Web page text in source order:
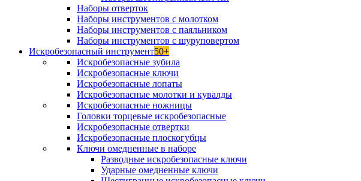
Наборы отверток
Наборы инструментов с молотком
Наборы инструментов с паяльником
Наборы инструментов с шуруповертом
Искробезопасный инструмент50+
Искробезопасные зубила
Искробезопасные ключи
Искробезопасные лопаты
Искробезопасные молотки и кувалды
Искробезопасные ножницы
Головки торцевые искробезопасные
Искробезопасные отвертки
Искробезопасные плоскогубцы
Ключи омедненные в наборе
Разводные искробезопасные ключи
Ударные омедненные ключи